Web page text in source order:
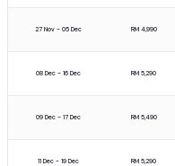
27 Nov - 05 Dec RM 4,990
08 Dec - 16 Dec RM 5,290
09 Dec - 17 Dec RM 5,490
11 Dec - 19 Dec RM 5,290